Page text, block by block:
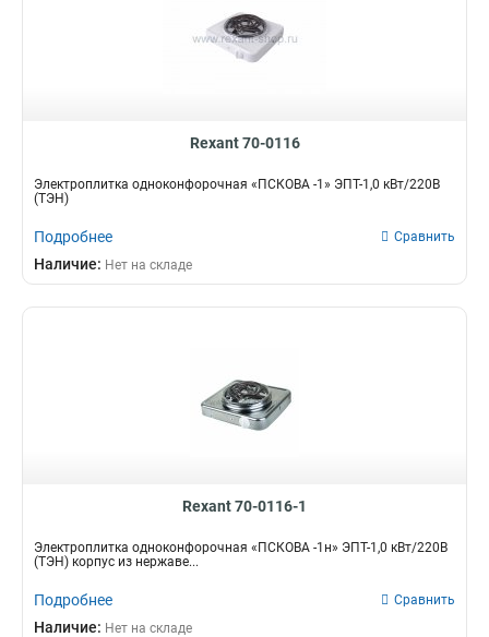
Rexant 70-0116
Электроплитка одноконфорочная «ПСКОВА -1» ЭПТ-1,0 кВт/220В
(ТЭН)
Подробнее Сравнить
Наличие: Нет на складе
Rexant 70-0116-1
Электроплитка одноконфорочная «ПСКОВА -1н» ЭПТ-1,0 кВт/220В
(ТЭН) корпус из нержаве...
Подробнее Сравнить
Наличие: Нет на складе